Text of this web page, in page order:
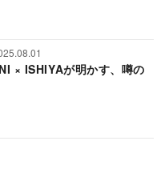
× ISHIYAが明かす、噂の